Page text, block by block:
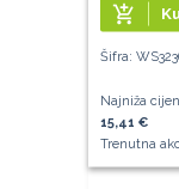
add_shopping_cart
Šifra:
Najniža
15,41 €
Trenutna